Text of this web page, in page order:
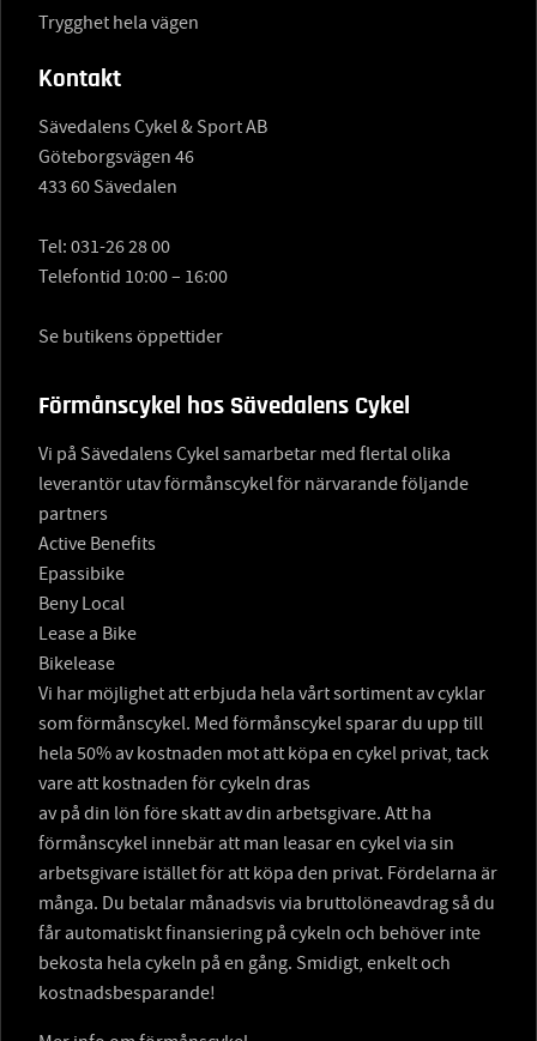
Trygghet hela vägen
Kontakt
Sävedalens Cykel & Sport AB
Göteborgsvägen 46
433 60 Sävedalen
Tel: 031-26 28 00
Telefontid 10:00 – 16:00
Se butikens öppettider
Förmånscykel hos Sävedalens Cykel
Vi på Sävedalens Cykel samarbetar med flertal olika
leverantör utav förmånscykel för närvarande följande
partners
Active Benefits
Epassibike
Beny Local
Lease a Bike
Bikelease
Vi har möjlighet att erbjuda hela vårt sortiment av cyklar
som förmånscykel. Med förmånscykel sparar du upp till
hela 50% av kostnaden mot att köpa en cykel privat, tack
vare att kostnaden för cykeln dras
av på din lön före skatt av din arbetsgivare. Att ha
förmånscykel innebär att man leasar en cykel via sin
arbetsgivare istället för att köpa den privat. Fördelarna är
många. Du betalar månadsvis via bruttolöneavdrag så du
får automatiskt finansiering på cykeln och behöver inte
bekosta hela cykeln på en gång. Smidigt, enkelt och
kostnadsbesparande!